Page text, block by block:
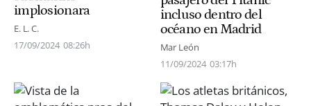
implosionara
E. L. C.
17/09/2024 08:26h
incluso dentro del
océano en Madrid
Mar León
11/09/2024 03:17h